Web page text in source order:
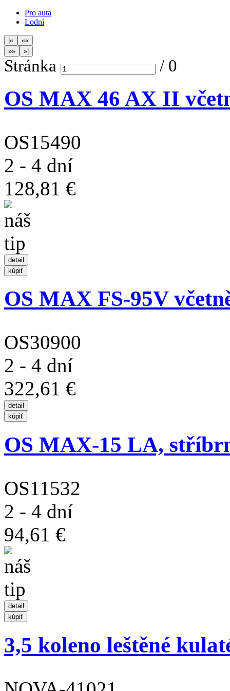
Pro auta
Lodní
Stránka / 0
OS MAX 46 AX II
OS15490
2 - 4 dní
128,81 €
OS MAX FS-95V
OS30900
2 - 4 dní
322,61 €
OS MAX-15 LA,
OS11532
2 - 4 dní
94,61 €
3,5 koleno leštěné